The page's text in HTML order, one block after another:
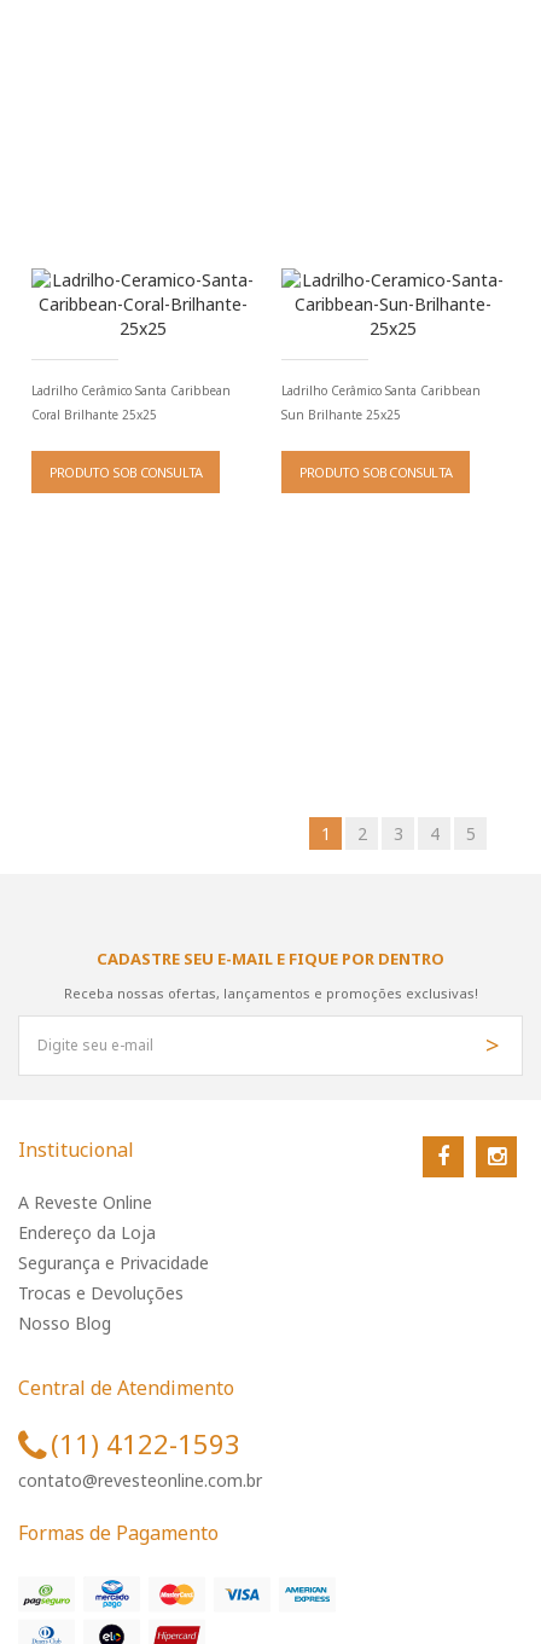
Ladrilho Cerâmico Santa Caribbean
Coral Brilhante 25x25
PRODUTO SOB CONSULTA
Ladrilho Cerâmico Santa Caribbean
Sun Brilhante 25x25
PRODUTO SOB CONSULTA
1 2 3 4 5
CADASTRE SEU E-MAIL E FIQUE POR DENTRO
Receba nossas ofertas, lançamentos e promoções exclusivas!
Institucional
A Reveste Online
Endereço da Loja
Segurança e Privacidade
Trocas e Devoluções
Nosso Blog
Central de Atendimento
(11) 4122-1593
contato@revesteonline.com.br
Formas de Pagamento